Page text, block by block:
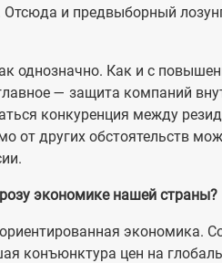
Отсюда и предвыборный
однозначно. Как и с
— защита компаний
конкуренция между
от других обстоятельств
экономике нашей страны?
экономика.
конъюнктура цен на